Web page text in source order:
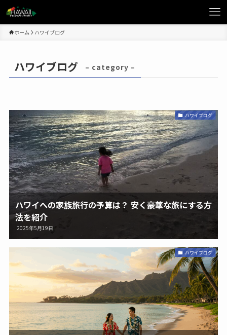
ホーム ハワイブログ
ハワイブログ – category –
ハワイブログ
ハワイへの家族旅行の予算は？ 安く豪華な旅にする方
法を紹介
2025年5月19日
ハワイブログ